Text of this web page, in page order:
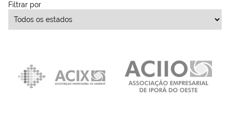
Filtrar por